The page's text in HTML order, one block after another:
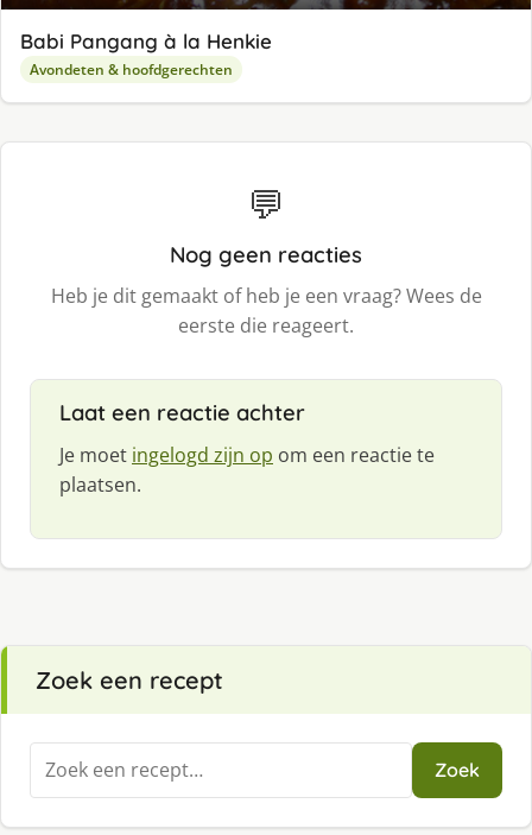
Babi Pangang à la Henkie
Avondeten & hoofdgerechten
💬
Nog geen reacties
Heb je dit gemaakt of heb je een vraag? Wees de
eerste die reageert.
Laat een reactie achter
Je moet ingelogd zijn op om een reactie te
plaatsen.
Zoek een recept
Zoeken
naar:
Zoek